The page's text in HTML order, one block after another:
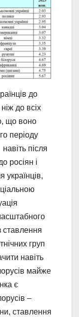
до
до всіх
що воно
періоду
після
росіян і
українців,
ставлення
груп
навіть
майже
є
–
ставлення